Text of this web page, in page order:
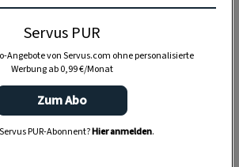
Servus PUR
Angebote von Servus.com ohne personalisierte
Werbung ab 0,99 €/Monat
Zum Abo
PUR-Abonnent?Hier anmelden.